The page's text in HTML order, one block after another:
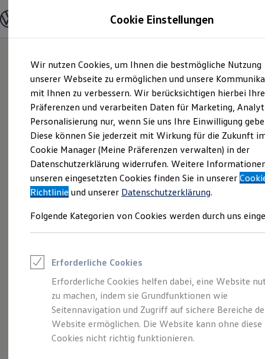
Hauptinhalt
springen
Footer
springen
Modelle und Konfigurator
Modelle vergleichen
Elektroautos
ENERGY Sondermodelle
Nutzfahrzeuge
SUV und CUV
Familienautos
Kombis
Kompaktwagen
Sportwagen
Schnell verfügbare Fahrzeuge
Angebote und Produkte
Aktuelle Angebote
E-Auto-Förderung
Volkswagen Marktplatz
Junge Gebrauchtwagen und Gebrauchtwagen
Saisonangebote
Leasing
Leasing-Angebote
Gebrauchtwagen Leasing
Junge Gebrauchtwagen-Leasing
Elektroauto Leasing
Kleinwagen-Leasing
Leasing ohne Anzahlung
Größer. Entspannter.
Reichweiter. Der ID.7.
Cookie Einstellungen
Wir nutzen Cookies, um Ihnen die bestmögliche Nutzung
unserer Webseite zu ermöglichen und unsere
mit Ihnen zu verbessern. Wir berücksichtigen hierbei Ihre
Präferenzen und verarbeiten Daten für Marketing,
Personalisierung nur, wenn Sie uns Ihre Einwilligung
Diese können Sie jederzeit mit Wirkung für die Zukunft
Cookie Manager (Meine Präferenzen verwalten) in der
Datenschutzerklärung widerrufen. Weitere
unseren eingesetzten Cookies finden Sie in unserer
Richtlinie und unserer Datenschutzerklärung.
Folgende Kategorien von Cookies werden durch uns
Erforderliche Cookies
Erforderliche Cookies helfen dabei, eine Website
zu machen, indem sie Grundfunktionen wie
Seitennavigation und Zugriff auf sichere Bereiche
Website ermöglichen. Die Website kann ohne diese
Cookies nicht richtig funktionieren.